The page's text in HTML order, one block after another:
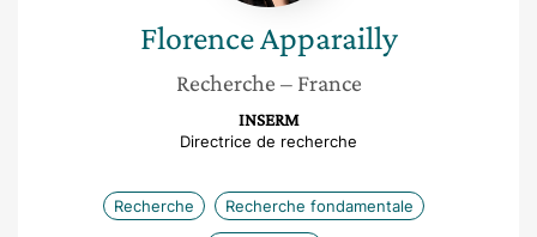
FlorenceApparailly
Recherche – France
INSERM
Directrice de recherche
Recherche Recherche fondamentale